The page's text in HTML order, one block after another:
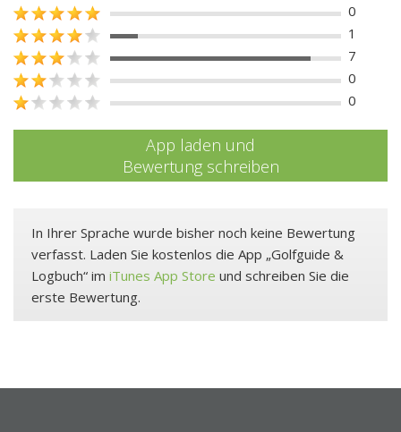
0
1
7
0
0
App laden und
Bewertung schreiben
In Ihrer Sprache wurde bisher noch keine Bewertung
verfasst. Laden Sie kostenlos die App „Golfguide &
Logbuch“ im iTunes App Store und schreiben Sie die
erste Bewertung.